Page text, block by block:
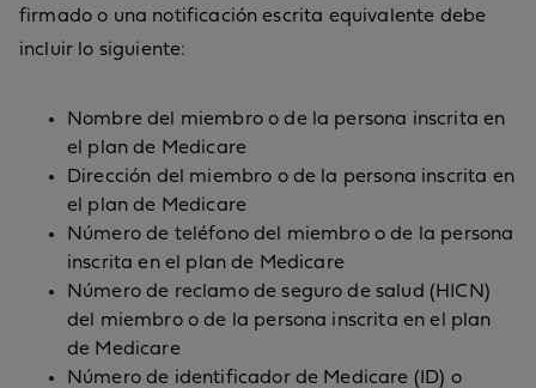
firmado o una notificación escrita equivalente debe
incluir lo siguiente:
Nombre del miembro o de la persona inscrita en
el plan de Medicare
Dirección del miembro o de la persona inscrita en
el plan de Medicare
Número de teléfono del miembro o de la persona
inscrita en el plan de Medicare
Número de reclamo de seguro de salud (HICN)
del miembro o de la persona inscrita en el plan
de Medicare
Número de identificador de Medicare (ID) o